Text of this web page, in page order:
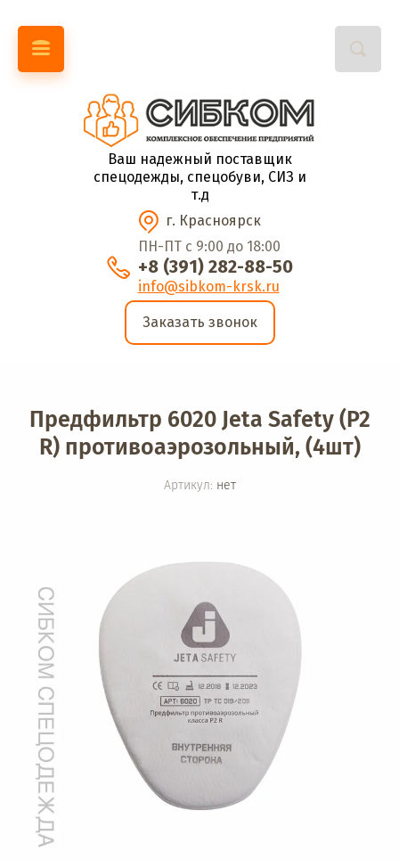
Ваш надежный поставщик
спецодежды, спецобуви, СИЗ и
т.д
г. Красноярск
ПН-ПТ с 9:00 до 18:00
+8 (391) 282-88-50
info@sibkom-krsk.ru
Заказать звонок
Предфильтр 6020 Jeta Safety (P2
R) противоаэрозольный, (4шт)
Артикул: нет